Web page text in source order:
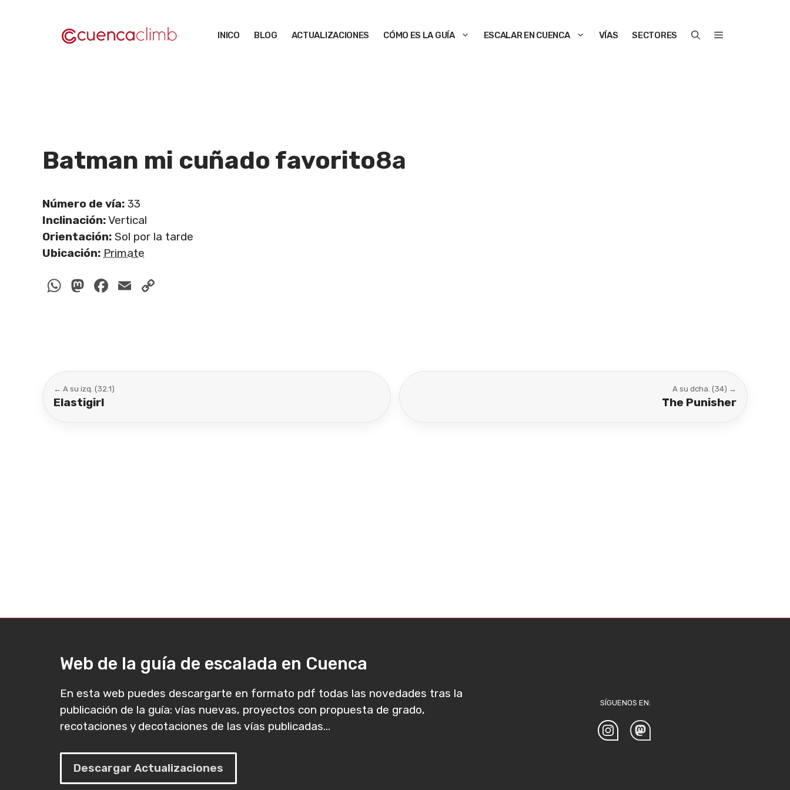
INICO BLOG ACTUALIZACIONES CÓMO ES LA GUÍA ESCALAR EN CUENCA VÍAS SECTORES
Batman mi cuñado favorito8a
Número de vía: 33
Inclinación:Vertical
Orientación: Sol por la tarde
Ubicación: Primate
WhatsApp
Mastodon
Facebook
Email
← A su izq. (32.1)
Elastigirl
A su dcha. (34) →
The Punisher
Web de la guía de escalada en Cuenca
En esta web puedes descargarte en formato pdf todas las novedades tras la
publicación de la guía: vías nuevas, proyectos con propuesta de grado,
recotaciones y decotaciones de las vías publicadas...
Descargar Actualizaciones
SÍGUENOS EN: